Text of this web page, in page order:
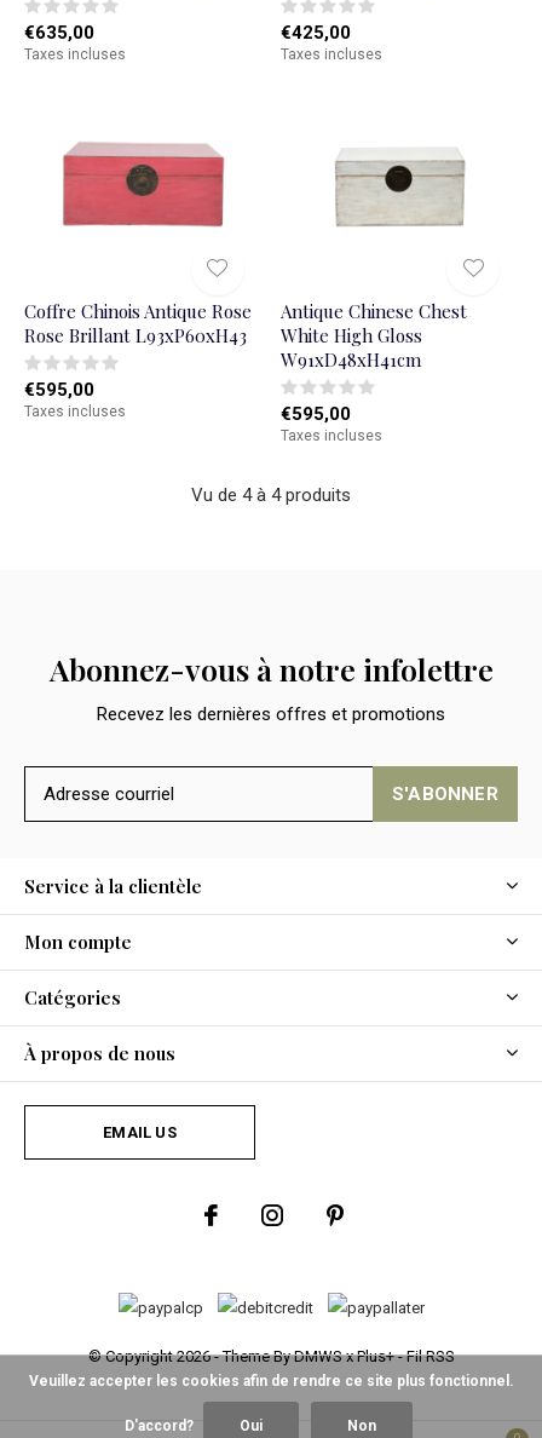
€635,00
Taxes incluses
€425,00
Taxes incluses
Coffre Chinois Antique Rose
Rose Brillant L93xP60xH43
€595,00
Taxes incluses
Antique Chinese Chest
White High Gloss
W91xD48xH41cm
€595,00
Taxes incluses
Vu de 4 à 4 produits
Abonnez-vous à notre infolettre
Recevez les dernières offres et promotions
S'ABONNER
Service à la clientèle
Mon compte
Catégories
À propos de nous
EMAIL US
© Copyright2026- Theme ByDMWSxPlus+-Fil RSS
Veuillez accepter les cookies afin de rendre ce site plus fonctionnel.
D'accord? Oui Non